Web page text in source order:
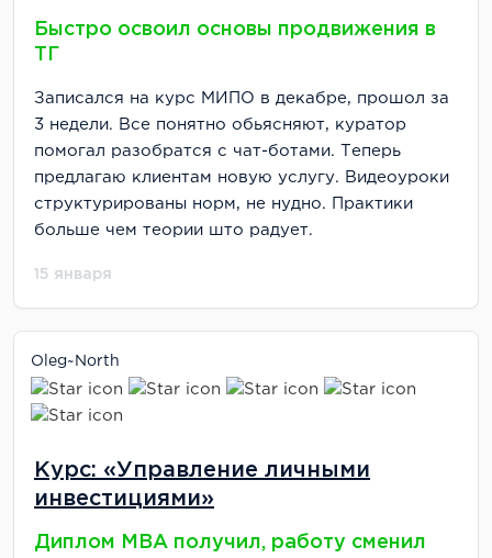
Быстро освоил основы продвижения в
ТГ
Записался на курс МИПО в декабре, прошол за
3 недели. Все понятно обьясняют, куратор
помогал разобратся с чат-ботами. Теперь
предлагаю клиентам новую услугу. Видеоуроки
структурированы норм, не нудно. Практики
больше чем теории што радует.
15 января
Oleg~north
Курс: «Управление личными
инвестициями»
Диплом MBA получил, работу сменил